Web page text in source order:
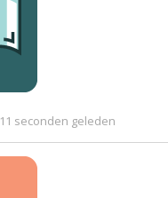
11 seconden geleden